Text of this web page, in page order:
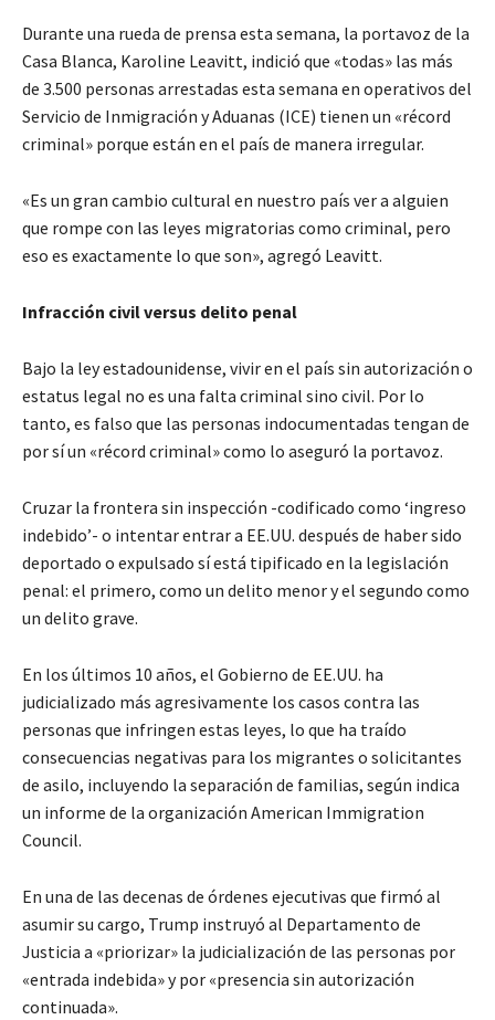
Durante una rueda de prensa esta semana, la portavoz de la
Casa Blanca, Karoline Leavitt, indició que «todas» las más
de 3.500 personas arrestadas esta semana en operativos del
Servicio de Inmigración y Aduanas (ICE) tienen un «récord
criminal» porque están en el país de manera irregular.
«Es un gran cambio cultural en nuestro país ver a alguien
que rompe con las leyes migratorias como criminal, pero
eso es exactamente lo que son», agregó Leavitt.
Infracción civil versus delito penal
Bajo la ley estadounidense, vivir en el país sin autorización o
estatus legal no es una falta criminal sino civil. Por lo
tanto, es falso que las personas indocumentadas tengan de
por sí un «récord criminal» como lo aseguró la portavoz.
Cruzar la frontera sin inspección -codificado como ‘ingreso
indebido’- o intentar entrar a EE.UU. después de haber sido
deportado o expulsado sí está tipificado en la legislación
penal: el primero, como un delito menor y el segundo como
un delito grave.
En los últimos 10 años, el Gobierno de EE.UU. ha
judicializado más agresivamente los casos contra las
personas que infringen estas leyes, lo que ha traído
consecuencias negativas para los migrantes o solicitantes
de asilo, incluyendo la separación de familias, según indica
un informe de la organización American Immigration
Council.
En una de las decenas de órdenes ejecutivas que firmó al
asumir su cargo, Trump instruyó al Departamento de
Justicia a «priorizar» la judicialización de las personas por
«entrada indebida» y por «presencia sin autorización
continuada».